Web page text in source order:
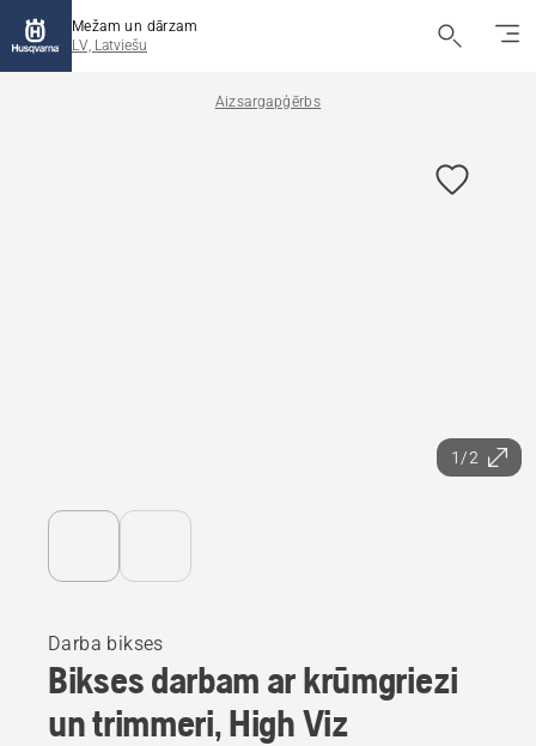
Mežam un dārzam
LV, Latviešu
Aizsargapģērbs
1/2
Darba bikses
Bikses darbam ar krūmgriezi
un trimmeri, High Viz